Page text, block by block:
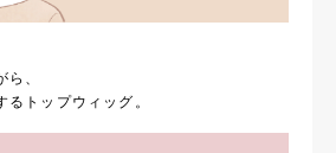
、
トップウィッグ。